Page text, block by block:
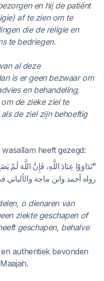
en hij de patiënt
af te zien om te
die de religie en
te bedriegen.
al deze
is er geen bezwaar om
en behandeling,
de zieke ziel te
de ziel zijn behoeftig
heeft gezegd:
"تَدَاوَوْا عِبَادَ اللَّهِ، فَإِنَّ اللَّهَ لَمْ
رواه أحمد وابن ماجة
o dienaren van
ziekte geschapen of
geschapen, behalve
authentiek bevonden